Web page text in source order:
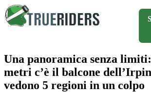
Una panoramica senza
metri c’è il balcone
vedono 5 regioni in un colpo